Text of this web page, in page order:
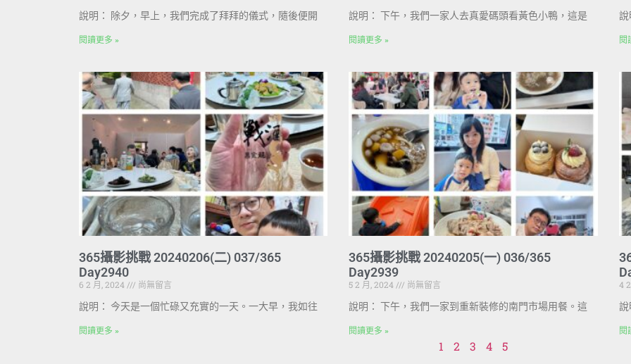
說明： 除夕，早上，我們完成了拜拜的儀式，隨後便開
閱讀更多 »
說明： 下午，我們一家人去真愛碼頭看黃色小鴨，這是
閱讀更多 »
說
閱
365攝影挑戰 20240206(二) 037/365
Day2940
6 2 月, 2024
尚無留言
說明： 今天是一個忙碌又充實的一天。一大早，我如往
閱讀更多 »
365攝影挑戰 20240205(一) 036/365
Day2939
5 2 月, 2024
尚無留言
說明： 下午，我們一家到重新裝修的南門市場用餐。這
閱讀更多 »
4
說
閱
1 2 3 4 5